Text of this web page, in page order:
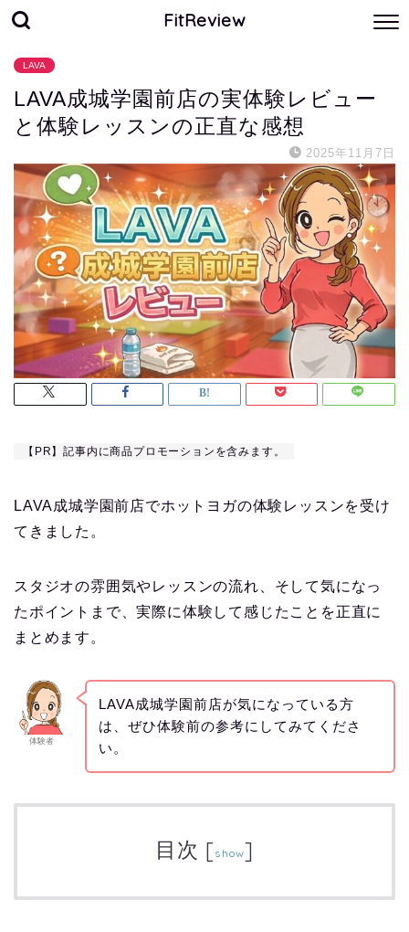
FitReview
LAVA
LAVA成城学園前店の実体験レビュー
と体験レッスンの正直な感想
2025年11月7日
【PR】記事内に商品プロモーションを含みます。
LAVA成城学園前店でホットヨガの体験レッスンを受け
てきました。
スタジオの雰囲気やレッスンの流れ、そして気になっ
たポイントまで、実際に体験して感じたことを正直に
まとめます。
体験者
LAVA成城学園前店が気になっている方
は、ぜひ体験前の参考にしてみてくださ
い。
目次 [show]